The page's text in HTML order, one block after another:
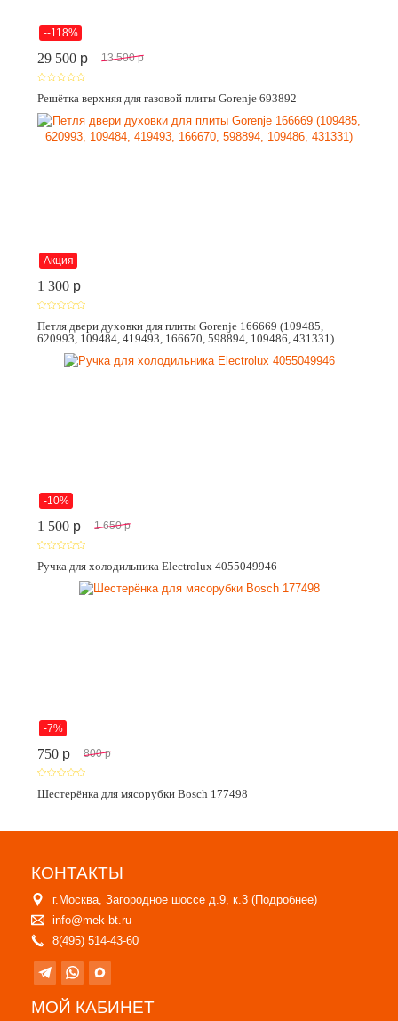
--118%
29 500 p 13 500 p
Решётка верхняя для газовой плиты Gorenje 693892
Акция
1 300 p
Петля двери духовки для плиты Gorenje 166669 (109485,
620993, 109484, 419493, 166670, 598894, 109486, 431331)
-10%
1 500 p 1 650 p
Ручка для холодильника Electrolux 4055049946
-7%
750 p 800 p
Шестерёнка для мясорубки Bosch 177498
КОНТАКТЫ
г.Москва, Загородное шоссе д.9, к.3 (Подробнее)
info@mek-bt.ru
8(495) 514-43-60
МОЙ КАБИНЕТ